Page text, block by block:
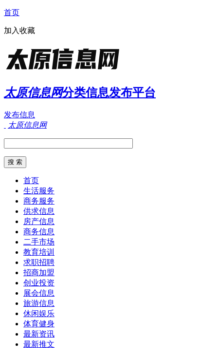
首页
加入收藏
太原信息网分类信息发布平台
发布信息
太原信息网
首页
生活服务
商务服务
供求信息
房产信息
商务信息
二手市场
教育培训
求职招聘
招商加盟
创业投资
展会信息
旅游信息
休闲娱乐
体育健身
最新资讯
最新推文